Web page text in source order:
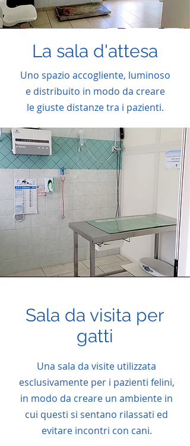
La sala d'attesa
Uno spazio accogliente, luminoso
e distribuito in modo da creare
le giuste distanze tra i pazienti.
Sala da visita per
gatti
Una sala da visite utilizzata
esclusivamente per i pazienti felini,
in modo da creare un ambiente in
cui questi si sentano rilassati ed
evitare incontri con cani.